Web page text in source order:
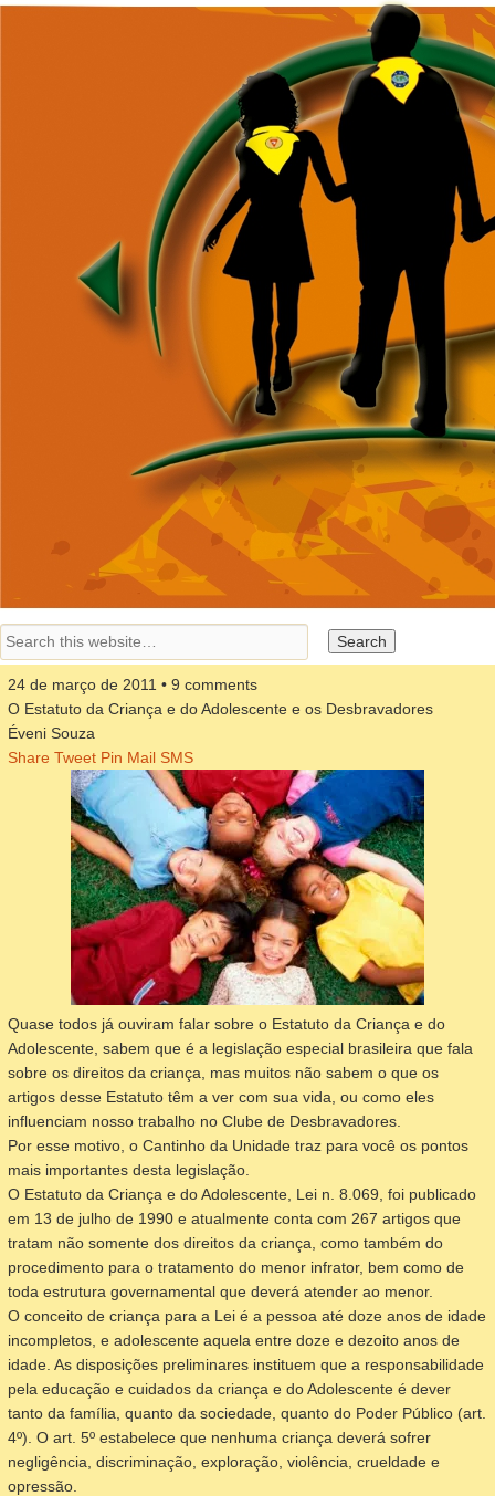
24 de março de 2011 • 9 comments
O Estatuto da Criança e do Adolescente e os Desbravadores
Éveni Souza
Share Tweet Pin Mail SMS
Quase todos já ouviram falar sobre o Estatuto da Criança e do
Adolescente, sabem que é a legislação especial brasileira que fala
sobre os direitos da criança, mas muitos não sabem o que os
artigos desse Estatuto têm a ver com sua vida, ou como eles
influenciam nosso trabalho no Clube de Desbravadores.
Por esse motivo, o Cantinho da Unidade traz para você os pontos
mais importantes desta legislação.
O Estatuto da Criança e do Adolescente, Lei n. 8.069, foi publicado
em 13 de julho de 1990 e atualmente conta com 267 artigos que
tratam não somente dos direitos da criança, como também do
procedimento para o tratamento do menor infrator, bem como de
toda estrutura governamental que deverá atender ao menor.
O conceito de criança para a Lei é a pessoa até doze anos de idade
incompletos, e adolescente aquela entre doze e dezoito anos de
idade. As disposições preliminares instituem que a responsabilidade
pela educação e cuidados da criança e do Adolescente é dever
tanto da família, quanto da sociedade, quanto do Poder Público (art.
4º). O art. 5º estabelece que nenhuma criança deverá sofrer
negligência, discriminação, exploração, violência, crueldade e
opressão.